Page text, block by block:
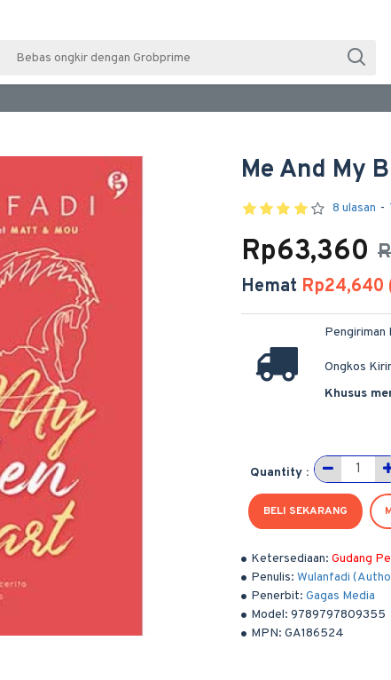
Me And My
Ketersediaan: Gudang
Penulis: Wulanfadi
Penerbit: Gagas Media
Model: 9789797809355
MPN: GA186524
8 ulasan -
Rp63,360
Hemat Rp24,640
Pengiriman
Ongkos
Khusus
Quantity :
BELI SEKARANG